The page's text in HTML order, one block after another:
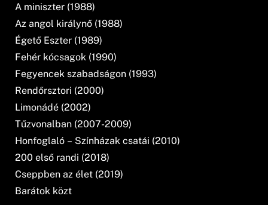
A miniszter (1988)
Az angol királynő (1988)
Égető Eszter (1989)
Fehér kócsagok (1990)
Fegyencek szabadságon (1993)
Rendőrsztori (2000)
Limonádé (2002)
Tűzvonalban (2007-2009)
Honfoglaló – Színházak csatái (2010)
200 első randi (2018)
Cseppben az élet (2019)
Barátok közt